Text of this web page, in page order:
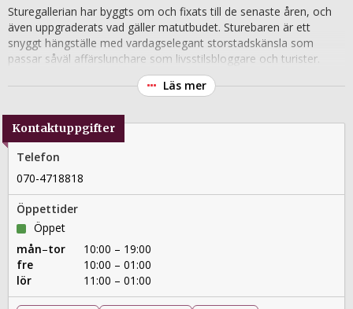
Sturegallerian har byggts om och fixats till de senaste åren, och
även uppgraderats vad gäller matutbudet. Sturebaren är ett
snyggt hängställe med vardagselegant storstadskänsla som
passar såväl affärslunchare som livsstilsbloggare och turister.
Läs mer
Kontaktuppgifter
Telefon
070-4718818
Öppettider
Öppet
mån–tor
10:00 – 19:00
fre
10:00 – 01:00
lör
11:00 – 01:00